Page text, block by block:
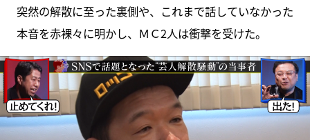
突然の解散に至った裏側や、これまで話していなかった
本音を赤裸々に明かし、ＭＣ2人は衝撃を受けた。